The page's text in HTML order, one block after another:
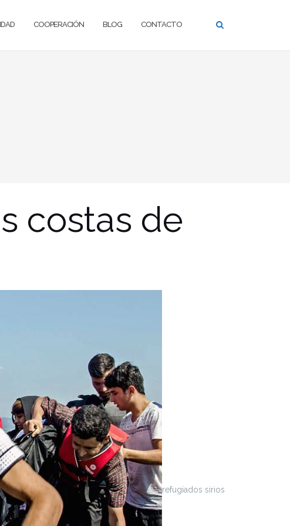
COOPERACIÓN BLOG CONTACTO
costas de
refugiados sirios